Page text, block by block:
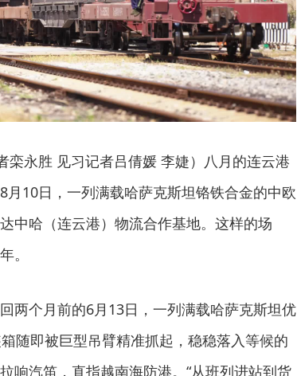
栾永胜 见习记者吕倩媛 李婕）八月的连云港
10日，一列满载哈萨克斯坦铬铁合金的中欧
中哈（连云港）物流合作基地。这样的场
。
两个月前的6月13日，一列满载哈萨克斯坦优
随即被巨型吊臂精准抓起，稳稳落入等候的
响汽笛，直指越南海防港。“从班列进站到货